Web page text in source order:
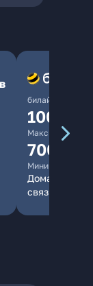
билайн
1000
Максимальная
700
Минимальная
Домашний
связь